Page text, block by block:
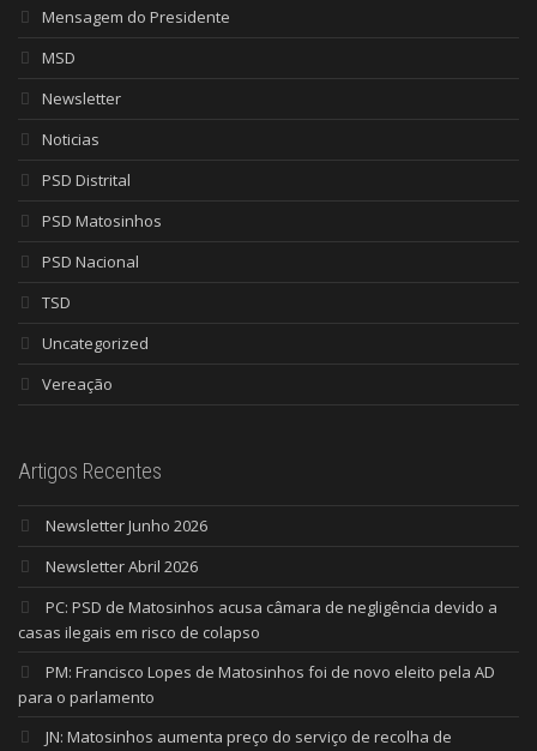
Mensagem do Presidente
MSD
Newsletter
Noticias
PSD Distrital
PSD Matosinhos
PSD Nacional
TSD
Uncategorized
Vereação
Artigos Recentes
Newsletter Junho 2026
Newsletter Abril 2026
PC: PSD de Matosinhos acusa câmara de negligência devido a
casas ilegais em risco de colapso
PM: Francisco Lopes de Matosinhos foi de novo eleito pela AD
para o parlamento
JN: Matosinhos aumenta preço do serviço de recolha de